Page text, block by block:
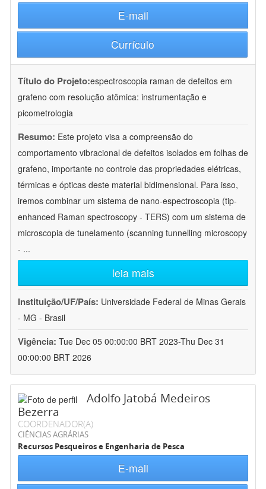
E-mail
Currículo
Título do Projeto:espectroscopia raman de defeitos em
grafeno com resolução atômica: instrumentação e
picometrologia
Resumo: Este projeto visa a compreensão do
comportamento vibracional de defeitos isolados em folhas de
grafeno, importante no controle das propriedades elétricas,
térmicas e ópticas deste material bidimensional. Para isso,
iremos combinar um sistema de nano-espectroscopia (tip-
enhanced Raman spectroscopy - TERS) com um sistema de
microscopia de tunelamento (scanning tunnelling microscopy
- ...
leia mais
Instituição/UF/País: Universidade Federal de Minas Gerais
- MG - Brasil
Vigência: Tue Dec 05 00:00:00 BRT 2023-Thu Dec 31
00:00:00 BRT 2026
Adolfo Jatobá Medeiros
Bezerra
COORDENADOR(A)
CIÊNCIAS AGRÁRIAS
Recursos Pesqueiros e Engenharia de Pesca
E-mail